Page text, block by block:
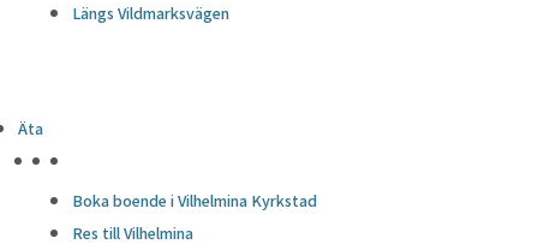
Längs Vildmarksvägen
Äta
Boka boende i Vilhelmina Kyrkstad
Res till Vilhelmina